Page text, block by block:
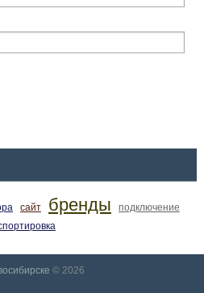
сайт бренды
подключение
© 2026